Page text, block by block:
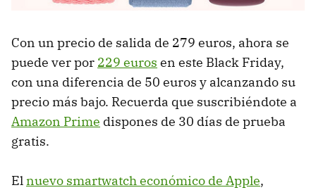
Con un precio de salida de 279 euros, ahora se
puede ver por 229 euros en este Black Friday,
con una diferencia de 50 euros y alcanzando su
precio más bajo. Recuerda que suscribiéndote a
Amazon Prime dispones de 30 días de prueba
gratis.
Elnuevo smartwatch económico de Apple,